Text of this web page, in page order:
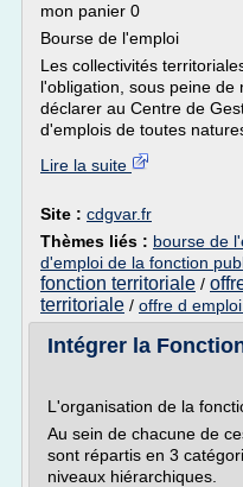
mon panier 0
Bourse de l'emploi
Les collectivités
l'obligation, sous peine de
déclarer au Centre de
d'emplois de toutes
Lire la suite
Site : cdgvar.fr
Thèmes liés : bourse de
d'emploi de la fonction
fonction territoriale /
territoriale / offre d
Intégrer la
L'organisation de la
Au sein de chacune de
sont répartis en 3
niveaux hiérarchiques.